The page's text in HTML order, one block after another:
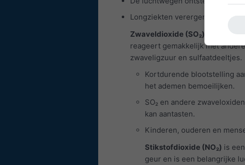
Longziekten verergeren zoals
Zwaveldioxide (SO₂) is een
reageert gemakkelijk met
zwaveligzuur en sulfaatdeeltjes.
Kortdurende blootstelling
het ademen bemoeilijken.
SO₂ en andere
kan aantasten.
Kinderen, ouderen en
Stikstofdioxide (NO₂) is
geur en is een belangrijke